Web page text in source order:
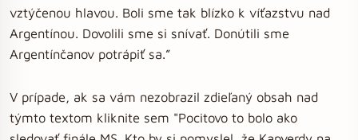
vztýčenou hlavou. Boli sme tak blízko k víťazstvu nad
Argentínou. Dovolili sme si snívať. Donútili sme
Argentínčanov potrápiť sa.”
V prípade, ak sa vám nezobrazil zdieľaný obsah nad
týmto textom kliknite sem "Pocitovo to bolo ako